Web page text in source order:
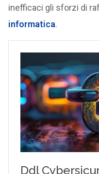
inefficaci gli sforzi di
informatica.